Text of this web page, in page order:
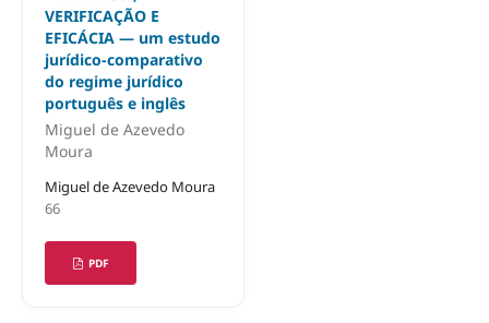
VERIFICAÇÃO E
EFICÁCIA — um estudo
jurídico-comparativo
do regime jurídico
português e inglês
Miguel de Azevedo
Moura
Miguel de Azevedo Moura
66
PDF